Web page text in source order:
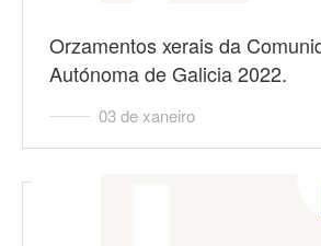
Orzamentos xerais da
Autónoma de Galicia 2022.
03 de xaneiro